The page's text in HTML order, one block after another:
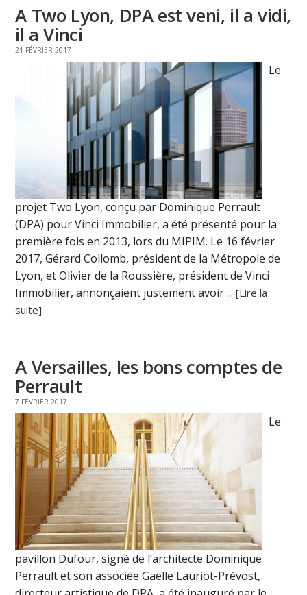
A Two Lyon, DPA est veni, il a vidi,
il a Vinci
21 FÉVRIER 2017
Le
projet Two Lyon, conçu par Dominique Perrault
(DPA) pour Vinci Immobilier, a été présenté pour la
première fois en 2013, lors du MIPIM. Le 16 février
2017, Gérard Collomb, président de la Métropole de
Lyon, et Olivier de la Roussière, président de Vinci
Immobilier, annonçaient justement avoir ...[Lire la
suite]
A Versailles, les bons comptes de
Perrault
7 FÉVRIER 2017
Le
pavillon Dufour, signé de l’architecte Dominique
Perrault et son associée Gaëlle Lauriot-Prévost,